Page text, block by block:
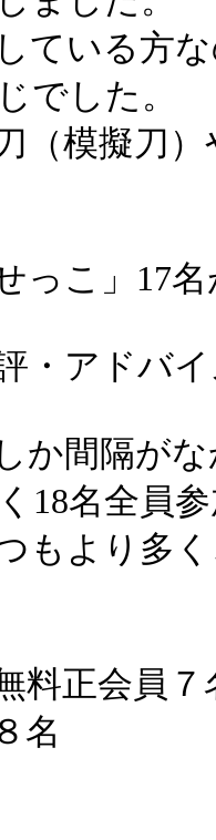
ている方
でした。
（模擬刀
っこ」17名
・アドバ
か間隔が
18名全員
もより多
料正会員
名